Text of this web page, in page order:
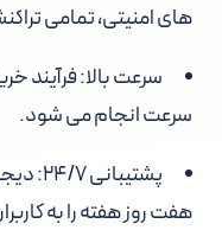
های امنیتی، تمامی
سرعت بالا:فرآیند
سرعت انجام می شود.
پشتیبانی ۲۴/۷:
هفت روز هفته را به